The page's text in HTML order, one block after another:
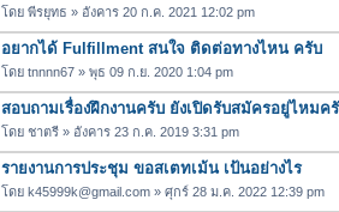
โดย พีรยุทธ » อังคาร 20 ก.ค. 2021 12:02 pm
อยากได้ Fulfillment สนใจ ติดต่อทางไหน ครับ
โดย tnnnn67 » พุธ 09 ก.ย. 2020 1:04 pm
สอบถามเรื่องฝึกงานครับ ยังเปิดรับสมัครอยู่ไหมค
โดย ชาตรี » อังคาร 23 ก.ค. 2019 3:31 pm
รายงานการประชุม ขอสเตทเม้น เป้นอย่างไร
โดย k45999k@gmail.com » ศุกร์ 28 ม.ค. 2022 12:39 pm